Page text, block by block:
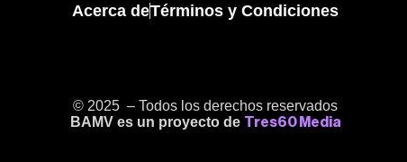
Acerca deTérminos y Condiciones
© 2025 – Todos los derechos reservados
BAMV es un proyecto de Tres60 Media